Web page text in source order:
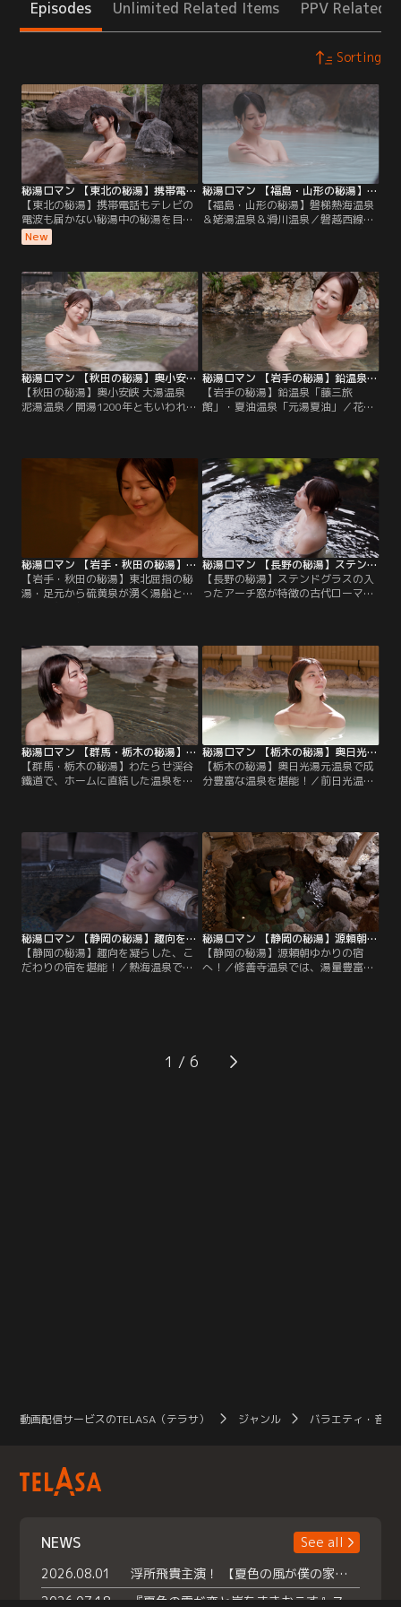
Episodes Unlimited Related Items PPV Related
Sorting
秘湯ロマン 【東北の秘湯】携帯電話もテレビの電波も届かない秘湯中の秘湯を目指します
【東北の秘湯】携帯電話もテレビの
電波も届かない秘湯中の秘湯を目指
します／福島では天然の美肌成分を
豊富に含んだ自家源泉と、乳白色の
では温泉熱を利用する地球に優しい
宿と、最上川の源流に湧く秘湯を訪
ねました。
New
秘湯ロマン 【福島・山形の秘湯】磐梯熱海温泉＆姥湯温泉＆滑川温泉
【福島・山形の秘湯】磐梯熱海温泉
＆姥湯温泉＆滑川温泉／磐越西線に
揺られて目指した磐梯熱海温泉 守田
ミスイートの客室「やまびこ」は洗
練された趣が漂う、10畳のモダンな
和室。ベッドルームの障子戸を開け
ると、目の前には贅沢な造りのヒノ
キ風呂があらわれます。
秘湯ロマン 【秋田の秘湯】奥小安峡 大湯温泉 泥湯温泉
【秋田の秘湯】奥小安峡 大湯温泉
泥湯温泉／開湯1200年ともいわれ古
天風呂があります。白い濁り湯が満
たされ、硫黄の成分が含まれるお湯
はちょうどいい湯加減です。魅力た
っぷりの湯と風呂を堪能します。
秘湯ロマン 【岩手の秘湯】鉛温泉「藤三旅館」・夏油温泉「元湯夏油」
【岩手の秘湯】鉛温泉「藤三旅
館」・夏油温泉「元湯夏油」／花巻
文化財でもあるこの温泉は深さ130
センチの立ち湯で足元から源泉が湧
きだしています。清流沿いの宿らし
く川沿いにも露天風呂も源泉掛け流
しです。
秘湯ロマン 【岩手・秋田の秘湯】東北屈指の秘湯・足元から硫黄泉が湧く湯船と400年守り抜かれてきた白濁のお湯
【岩手・秋田の秘湯】東北屈指の秘
湯・足元から硫黄泉が湧く湯船と
露天風呂と出会いました。豪雪地帯
の山中に湧く秘湯・蒸ノ湯温泉で
は、400年守り抜かれてきた白濁の
お湯を満喫します。
秘湯ロマン 【長野の秘湯】ステンドグラスの入ったアーチ窓が特徴の古代ローマ帝国の公衆浴場をイメージした「浪漫風呂」で贅沢なひと時
【長野の秘湯】ステンドグラスの入
ったアーチ窓が特徴の古代ローマ帝
大浴場がありました。蕨温泉では、
開放感あふれる展望露天風呂を体
験。標高1200mの秘湯、七味温泉で
は、トンネルを抜けた先の洞窟風呂
に出会いました。
秘湯ロマン 【群馬・栃木の秘湯】わたらせ渓谷鐵道で、ホームに直結した温泉を堪能！
【群馬・栃木の秘湯】わたらせ渓谷
鐵道で、ホームに直結した温泉を堪
た駅には、ホームに直結した温泉
が！足尾温泉では、標高800mの絶
景を眺めながら湯あみを楽しみまし
た。
秘湯ロマン 【栃木の秘湯】奥日光湯元温泉で成分豊富な温泉を堪能！
【栃木の秘湯】奥日光湯元温泉で成
分豊富な温泉を堪能！／前日光温泉
独り占めしました。奥日光湯元温泉
では、開湯から1200年以上続く白濁
の硫黄泉を楽しみ、お寺の中にある
珍しいお風呂も体験しました。
秘湯ロマン 【静岡の秘湯】趣向を凝らした、こだわりの宿を堪能！
【静岡の秘湯】趣向を凝らした、こ
だわりの宿を堪能！／熱海温泉で
ろう宿で温泉三昧のひと時を過ごし
秘湯ロマン 【静岡の秘湯】源頼朝ゆかりの宿へ！
【静岡の秘湯】源頼朝ゆかりの宿
へ！／修善寺温泉では、湯量豊富な
の湯に触れ、1000年を超える歴史が
ある古奈温泉では、源頼朝ゆかりの
1
動画配信サービスのTELASA（テラサ） ジャンル バラエティ・音楽
NEWS
See all
2026.08.01
浮所飛貴主演！ 【夏色の風が僕の家にやってきた】 本日よりテラサで独占配信スタート！
2026.07.18
『夏色の雲が恋と嵐をまきおこす』スペシャルメイキング 【Part1】2026年７月18日（土）23時30分～配信スタート！話題のシーンの裏側を大公開！豪華キャスト大集合！ 『武宮家 真夏の家族会議』開催！